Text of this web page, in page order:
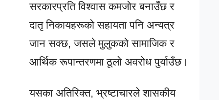
सरकारप्रति विश्वास कमजोर बनाउँछ र
दातृ निकायहरूको सहायता पनि अन्यत्र
जान सक्छ, जसले मुलुकको सामाजिक र
आर्थिक रूपान्तरणमा ठूलो अवरोध पुर्याउँछ।
यसका अतिरिक्त, भ्रष्टाचारले शासकीय